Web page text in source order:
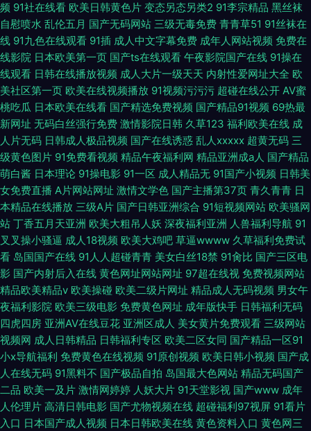
频 91社在线看 欧美日韩黄色片 变态另态另类2 91李宗精品 黑丝袜
自慰喷水 乱伦五月 国产无码网站 三级无毒免费 青青草51 91丝袜在
线 91九色在线观看 91插 成人中文字幕免费 成年人网站视频 免费在
线影院 日本欧美第一页 国产ts在线观看 午夜影院国产在线 91操在
线观看 日韩在线播放视频 成人大片一级天天 内射性爱网址大全 欧
美社区第一页 欧美在线视频播放 91视频污污污 超碰在线公开 AV蜜
桃吃瓜 日本欧美在线看 国产精选免费视频 国产精品91视频 69热最
新网址 无码白丝强行免费 激情影院日韩 久草123 福利欧美在线 成
人片无码 日韩成人极品视频 国产在线诱惑 乱人xxxxx 超黄无码 三
级黄色图片 91免费看视频 精品午夜福利网 精品亚洲成a人 国产精品
萌白酱 日本理论 91操电影 91一区 成人精品无 91国产小视频 日韩美
女免费直播 A片网站网址 激情文学色 国产主播第37页 青久青青 日
本精品在线播放 三级A片 国产日韩亚洲综合 91短视频网站 欧美骚网
站 丁香五月天亚洲 欧美大粗吊人妖 深夜福利亚洲 人兽福利导航 91
叉叉操小骚逼 成人18视频 欧美大鸡吧 草逼wwww 久草福利免费试
看 岛国国产在线 91人人超碰青青 美女白丝18禁 91肏比 国产三区电
影 国产内射后入在线 黄色网址网站网址 97超在线视 免费视频网站
精品欧美精品v 欧美操碰 欧美二级片网址 精品成人无码视频 男女午
夜福利影院 欧美三级电影 免费黄色网址 成年版快手 日韩福利无码
四虎四房 亚洲AV在线豆花 亚洲区成人 美女黄片免费观看 三级网站
视频网 成人日韩精品 日韩福利专区 欧美二区女同 国产精品一区91
小x导航福利 免费黄色在线视频 91原创视频 欧美日韩小视频 国产成
人在线无码 91黑料不 国产极品自拍 岛国最大色网站 精品无码国产
二品 欧美一及片 激情网婷婷 人妖大片 91天堂影视 国产www 成年
人伦理片 高清日韩电影 国产尤物视频在线 超碰福利97视屏 91看片
入口 日本国产成人视频 日本日韩欧美在线 黄色资料入口 黄色网三